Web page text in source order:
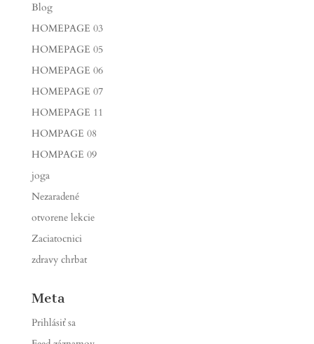
Blog
HOMEPAGE 03
HOMEPAGE 05
HOMEPAGE 06
HOMEPAGE 07
HOMEPAGE 11
HOMPAGE 08
HOMPAGE 09
joga
Nezaradené
otvorene lekcie
Zaciatocnici
zdravy chrbat
Meta
Prihlásiť sa